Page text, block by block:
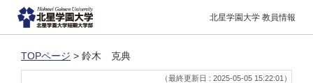
北星学園大学 教員情報
TOPページ > 鈴木 克典
（最終更新日 : 2025-05-05 15:22:01）